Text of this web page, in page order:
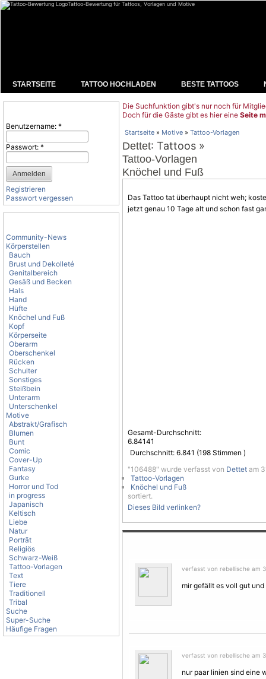
Tattoo-Bewertung für Tattoos, Vorlagen und Motive
STARTSEITE TATTOO HOCHLADEN BESTE TATTOOS
Benutzername: *
Passwort: *
Registrieren
Passwort vergessen
Community-News
Körperstellen
Bauch
Brust und Dekolleté
Genitalbereich
Gesäß und Becken
Hals
Hand
Hüfte
Knöchel und Fuß
Kopf
Körperseite
Oberarm
Oberschenkel
Rücken
Schulter
Sonstiges
Steißbein
Unterarm
Unterschenkel
Motive
Abstrakt/Grafisch
Blumen
Bunt
Comic
Cover-Up
Fantasy
Gurke
Horror und Tod
in progress
Japanisch
Keltisch
Liebe
Natur
Porträt
Religiös
Schwarz-Weiß
Tattoo-Vorlagen
Text
Tiere
Traditionell
Tribal
Suche
Super-Suche
Häufige Fragen
Die Suchfunktion gibt's nur noch für
Doch für die Gäste gibt es hier eine Seite
Startseite » Motive » Tattoo-Vorlagen
Dettet: Tattoos »
Tattoo-Vorlagen
Knöchel und Fuß
Das Tattoo tat überhaupt nicht weh;
jetzt genau 10 Tage alt und schon fast
Gesamt-Durchschnitt:
6.84141
Durchschnitt: 6.841 (198 Stimmen )
"106488" wurde verfasst von Dettet am
Tattoo-Vorlagen
Knöchel und Fuß
sortiert.
Dieses Bild verlinken?
verfasst von rebellische am
mir gefällt es voll gut
verfasst von rebellische am
nur paar linien sind eine